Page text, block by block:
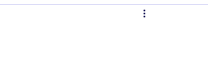
ศัลยแพทย์ ประเทศเกาหลี